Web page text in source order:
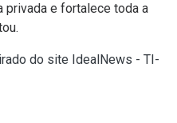
e fortalece toda a
do site IdealNews - TI-